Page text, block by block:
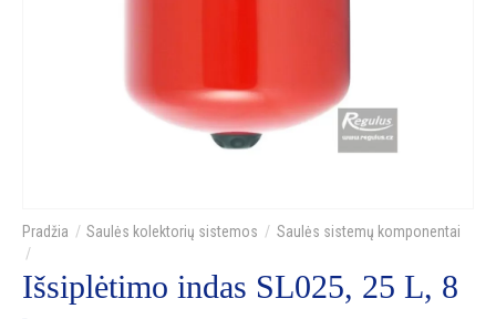
Saulės kolektorių sistemos Saulės sistemų komponentai
Išsiplėtimo indas SL025, 25 L, 8